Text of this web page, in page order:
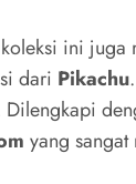
ini juga
dari Pikachu
yang